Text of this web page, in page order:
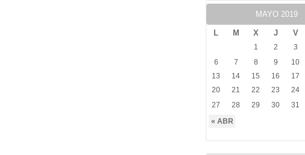
MAYO 2019
L M X J V
« ABR
1 2 3
6
7 8 9 10
13
14 15 16 17
20
21 22 23 24
27
28 29 30 31